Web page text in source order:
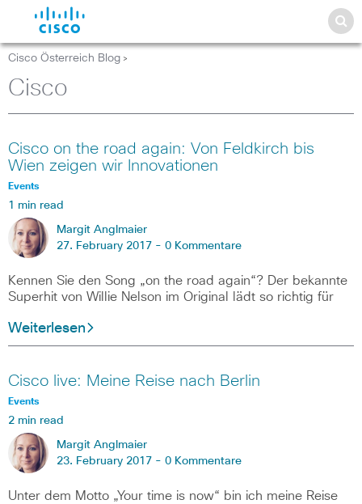
Cisco Österreich Blog >
Cisco
Cisco on the road again: Von Feldkirch bis
Wien zeigen wir Innovationen
Events
1 min read
Margit Anglmaier
27. February 2017 - 0 Kommentare
Kennen Sie den Song „on the road again“? Der bekannte
Superhit von Willie Nelson im Original lädt so richtig für
Weiterlesen
Cisco live: Meine Reise nach Berlin
Events
2 min read
Margit Anglmaier
23. February 2017 - 0 Kommentare
Unter dem Motto „Your time is now“ bin ich meine Reise